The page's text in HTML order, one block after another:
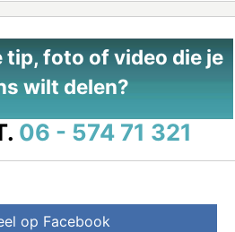
tip, foto of video die je
wilt delen?
06 - 574 71 321
op Facebook